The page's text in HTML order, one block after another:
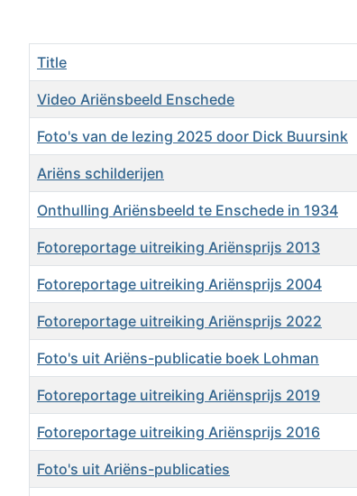
Title
Video Ariënsbeeld Enschede
Foto's van de lezing 2025 door Dick Buursink
Ariëns schilderijen
Onthulling Ariënsbeeld te Enschede in 1934
Fotoreportage uitreiking Ariënsprijs 2013
Fotoreportage uitreiking Ariënsprijs 2004
Fotoreportage uitreiking Ariënsprijs 2022
Foto's uit Ariëns-publicatie boek Lohman
Fotoreportage uitreiking Ariënsprijs 2019
Fotoreportage uitreiking Ariënsprijs 2016
Foto's uit Ariëns-publicaties